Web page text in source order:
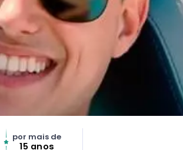
por mais de
15 anos